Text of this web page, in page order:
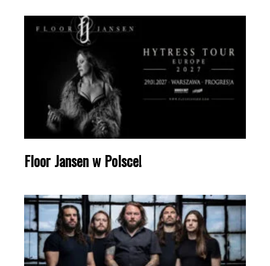
Floor Jansen w Polsce!